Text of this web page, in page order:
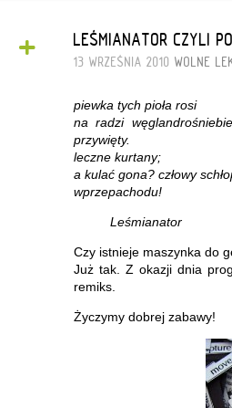
+ LEŚMIANATOR CZYLI
13 WRZEŚNIA 2010 WOLNE
piewka tych pioła rosi
na radzi
przywięty.
leczne kurtany;
a kulać gona? człowy
wprzepachodu!
Leśmianator
Czy istnieje maszynka do
Już tak. Z okazji dnia
remiks.
Życzymy dobrej zabawy!